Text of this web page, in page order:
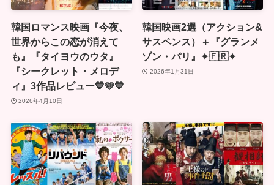
韓国ロマンス映画『今夜、
世界からこの恋が消えて
も』『タイヨウのウタ』
『シークレット・メロデ
ィ』3作品レビュー💙🩵💙
2026年4月10日
韓国映画2選（アクション&
サスペンス）＋『グランメ
ゾン・パリ』✦🇫🇷✦
2026年1月31日